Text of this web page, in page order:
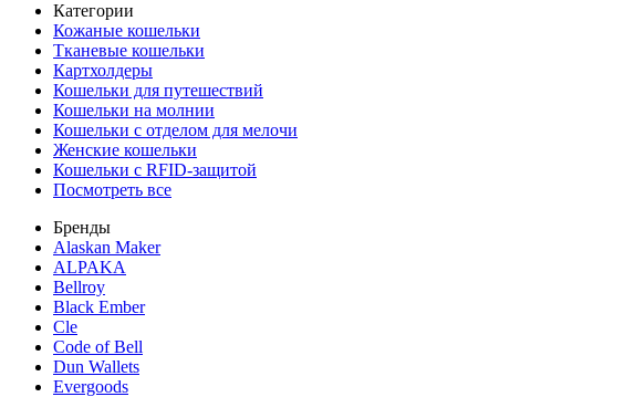
Категории
Кожаные кошельки
Тканевые кошельки
Картхолдеры
Кошельки для путешествий
Кошельки на молнии
Кошельки с отделом для мелочи
Женские кошельки
Кошельки с RFID-защитой
Посмотреть все
Бренды
Alaskan Maker
ALPAKA
Bellroy
Black Ember
Cle
Code of Bell
Dun Wallets
Evergoods